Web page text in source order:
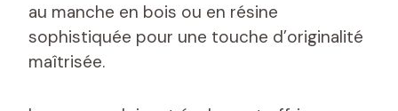
au manche en bois ou en résine
sophistiquée pour une touche d’originalité
maîtrisée.